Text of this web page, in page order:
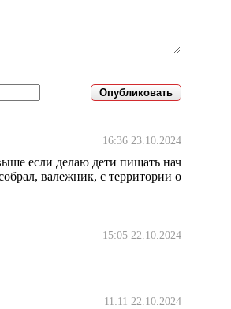
16:36 23.10.2024
если делаю дети пищать нач
валежник, с территории о
15:05 22.10.2024
11:11 22.10.2024